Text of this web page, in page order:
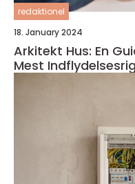
redaktionel
18. January 2024
Arkitekt Hus: En
Mest